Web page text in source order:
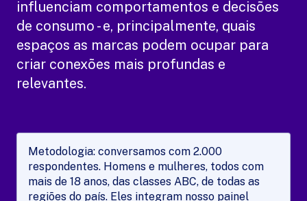
influenciam comportamentos e decisões
de consumo - e, principalmente, quais
espaços as marcas podem ocupar para
criar conexões mais profundas e
relevantes.
Metodologia: conversamos com 2.000
respondentes. Homens e mulheres, todos com
mais de 18 anos, das classes ABC, de todas as
regiões do país. Eles integram nosso painel